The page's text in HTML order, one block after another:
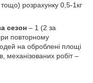
розрахунку 0,5-1кг
сезон – 1 (2 за
повторному
на оброблені площі
механізованих робіт –